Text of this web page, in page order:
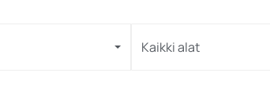
Kaikki alat